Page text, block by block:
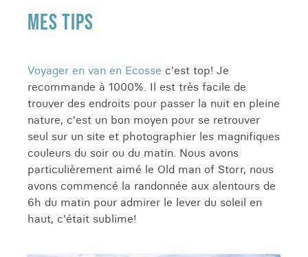
MES TIPS
Voyager en van en Ecosse c'est top! Je
recommande à 1000%. Il est très facile de
trouver des endroits pour passer la nuit en pleine
nature, c'est un bon moyen pour se retrouver
seul sur un site et photographier les magnifiques
couleurs du soir ou du matin. Nous avons
particulièrement aimé le Old man of Storr, nous
avons commencé la randonnée aux alentours de
6h du matin pour admirer le lever du soleil en
haut, c'était sublime!